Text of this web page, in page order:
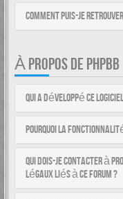
Comment puis-je
À PROPOS DE PHPBB
Qui a développé ce
Pourquoi la
Qui dois-je contacter à
légaux liés à ce forum ?